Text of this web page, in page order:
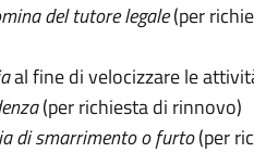
del tutore legale(per
al fine di velocizzare le
(per richiesta di rinnovo)
di smarrimento o furto(per